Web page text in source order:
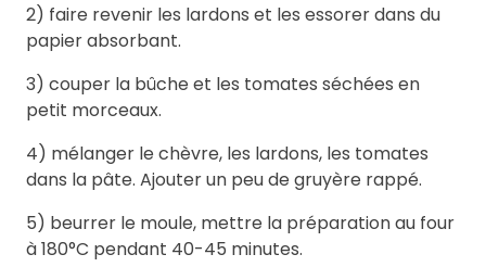
2) faire revenir les lardons et les essorer dans du
papier absorbant.
3) couper la bûche et les tomates séchées en
petit morceaux.
4) mélanger le chèvre, les lardons, les tomates
dans la pâte. Ajouter un peu de gruyère rappé.
5) beurrer le moule, mettre la préparation au four
à 180°C pendant 40-45 minutes.